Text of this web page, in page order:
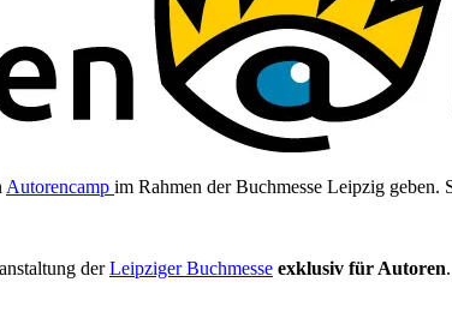
Autorencamp im Rahmen der Buchmesse Leipzig geben.
derLeipziger Buchmesse exklusiv für Autoren